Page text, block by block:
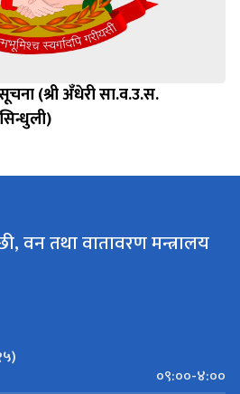
(श्री अँधेरी सा.व.उ.स.
वन तथा वातावरण मन्त्रालय
०९:००-४:००